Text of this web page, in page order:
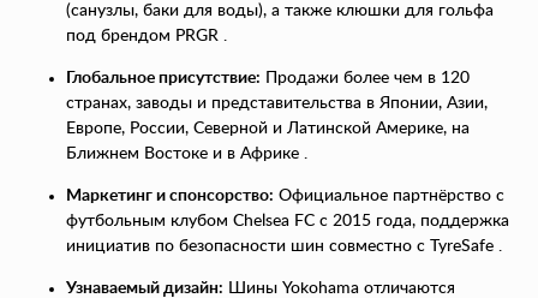
(санузлы, баки для воды), а также клюшки для гольфа
под брендом PRGR .
Глобальное присутствие: Продажи более чем в 120
странах, заводы и представительства в Японии, Азии,
Европе, России, Северной и Латинской Америке, на
Ближнем Востоке и в Африке .
Маркетинг и спонсорство: Официальное партнёрство с
футбольным клубом Chelsea FC с 2015 года, поддержка
инициатив по безопасности шин совместно с TyreSafe .
Узнаваемый дизайн: Шины Yokohama отличаются